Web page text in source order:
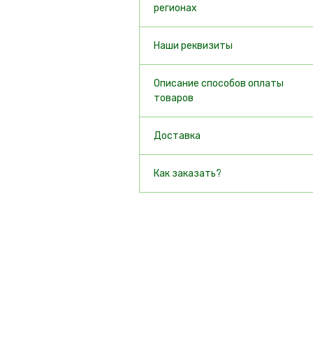
регионах
Наши реквизиты
Описание способов оплаты
товаров
Доставка
Как заказать?